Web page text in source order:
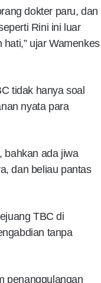
dokter paru, dan
Rini ini luar
ujar Wamenkes
tidak hanya soal
nyata para
bahkan ada jiwa
dan beliau pantas
TBC di
tanpa
penanggulangan